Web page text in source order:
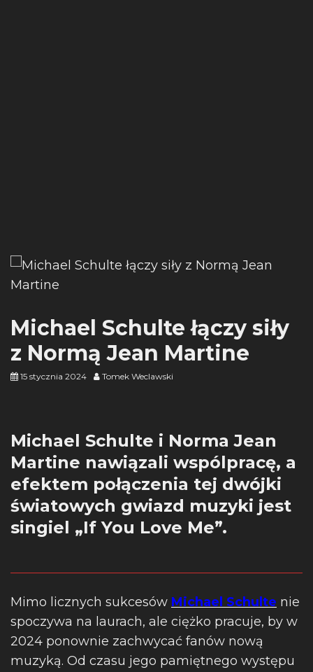
Michael Schulte łączy siły
z Normą Jean Martine
15 stycznia 2024 Tomek Weclawski
Michael Schulte i Norma Jean
Martine nawiązali wspólpracę, a
efektem połączenia tej dwójki
światowych gwiazd muzyki jest
singiel „If You Love Me”.
Mimo licznych sukcesów Michael Schulte nie
spoczywa na laurach, ale ciężko pracuje, by w
2024 ponownie zachwycać fanów nową
muzyką. Od czasu jego pamiętnego występu